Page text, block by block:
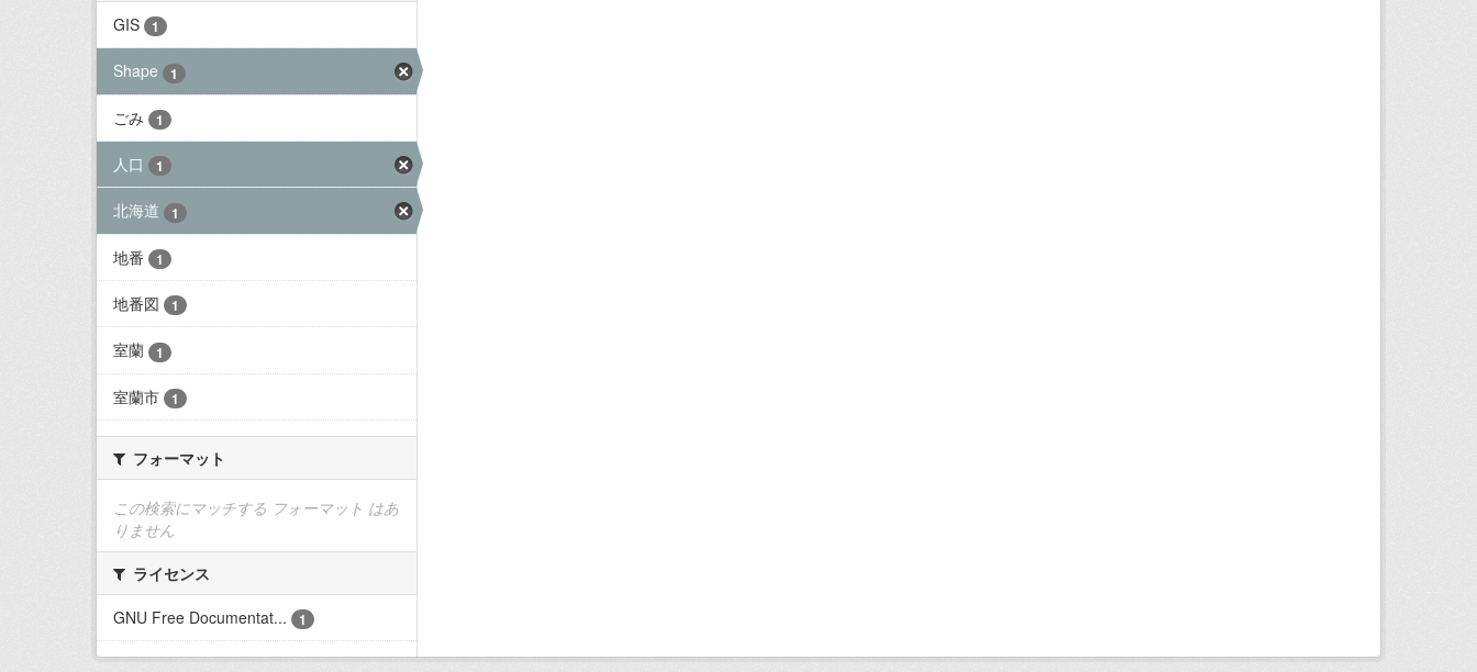
GIS
1
Shape 1
ごみ 1
人口 1
北海道 1
地番 1
地番図 1
室蘭 1
室蘭市 1
フォーマット
この検索にマッチする フォーマット はあ
りません
ライセンス
GNU Free Documentat...
1